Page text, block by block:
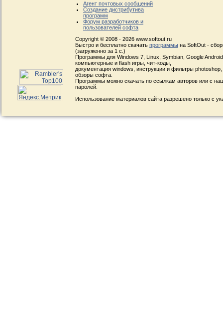
Агент почтовых сообщений
Создание дистрибутива
программ
Форум разработчиков и
пользователей софта
Copyright © 2008 - 2026 www.softout.ru
Быстро и бесплатно скачать программы на SoftOut -
(загруженно за 1 с.)
Программы для Windows 7, Linux, Symbian, Google
компьютерные и flash игры, чит-коды,
документация windows, инструкции и фильтры
обзоры софта.
Программы можно скачать по ссылкам авторов или с
паролей.
Использование материалов сайта разрешено только с